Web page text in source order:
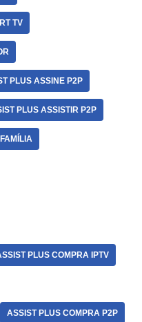
TV
PLUS ASSINE P2P
PLUS ASSISTIR P2P
PLUS COMPRA IPTV
ASSIST PLUS COMPRA P2P